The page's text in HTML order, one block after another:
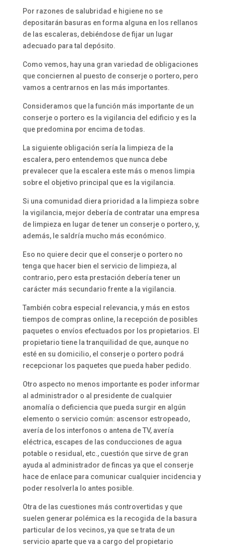
Por razones de salubridad e higiene no se
depositarán basuras en forma alguna en los rellanos
de las escaleras, debiéndose de fijar un lugar
adecuado para tal depósito.
Como vemos, hay una gran variedad de obligaciones
que conciernen al puesto de conserje o portero, pero
vamos a centrarnos en las más importantes.
Consideramos que la función más importante de un
conserje o portero es la vigilancia del edificio y es la
que predomina por encima de todas.
La siguiente obligación sería la limpieza de la
escalera, pero entendemos que nunca debe
prevalecer que la escalera este más o menos limpia
sobre el objetivo principal que es la vigilancia.
Si una comunidad diera prioridad a la limpieza sobre
la vigilancia, mejor debería de contratar una empresa
de limpieza en lugar de tener un conserje o portero, y,
además, le saldría mucho más económico.
Eso no quiere decir que el conserje o portero no
tenga que hacer bien el servicio de limpieza, al
contrario, pero esta prestación debería tener un
carácter más secundario frente a la vigilancia.
También cobra especial relevancia, y más en estos
tiempos de compras online, la recepción de posibles
paquetes o envíos efectuados por los propietarios. El
propietario tiene la tranquilidad de que, aunque no
esté en su domicilio, el conserje o portero podrá
recepcionar los paquetes que pueda haber pedido.
Otro aspecto no menos importante es poder informar
al administrador o al presidente de cualquier
anomalía o deficiencia que pueda surgir en algún
elemento o servicio común: ascensor estropeado,
avería de los interfonos o antena de TV, avería
eléctrica, escapes de las conducciones de agua
potable o residual, etc., cuestión que sirve de gran
ayuda al administrador de fincas ya que el conserje
hace de enlace para comunicar cualquier incidencia y
poder resolverla lo antes posible.
Otra de las cuestiones más controvertidas y que
suelen generar polémica es la recogida de la basura
particular de los vecinos, ya que se trata de un
servicio aparte que va a cargo del propietario